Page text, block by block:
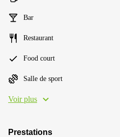
Bar
Restaurant
Food court
Salle de sport
Voir plus
Prestations